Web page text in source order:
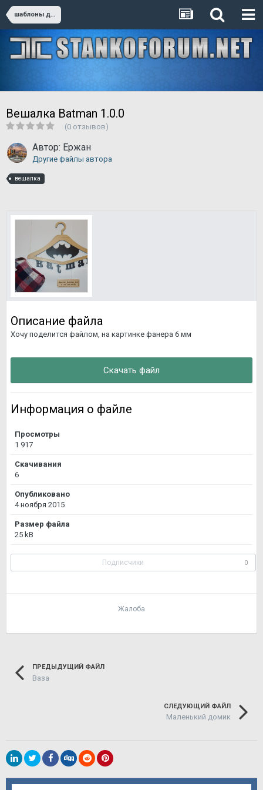
шаблоны для резки
Вешалка Batman 1.0.0
(0 отзывов)
Автор: Ержан
Другие файлы автора
вешалка
Описание файла
Хочу поделится файлом, на картинке фанера 6 мм
Скачать файл
Информация о файле
Просмотры
1 917
Скачивания
6
Опубликовано
4 ноября 2015
Размер файла
25 kB
Подписчики 0
Жалоба
ПРЕДЫДУЩИЙ ФАЙЛ
Ваза
СЛЕДУЮЩИЙ ФАЙЛ
Маленький домик